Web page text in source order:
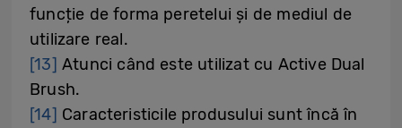
funcție de forma peretelui și de mediul de
utilizare real.
[13] Atunci când este utilizat cu Active Dual
Brush.
[14] Caracteristicile produsului sunt încă în